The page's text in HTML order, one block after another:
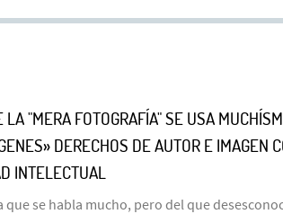
LA "MERA FOTOGRAFÍA" SE USA
DERECHOS DE AUTOR E IMAGEN
INTELECTUAL
que se habla mucho, pero del que